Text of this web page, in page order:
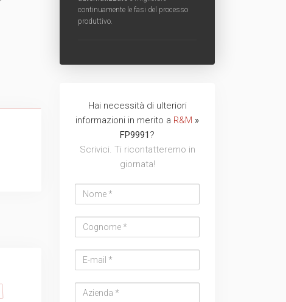
continuamente le fasi del processo
produttivo.
Hai necessità di ulteriori
informazioni in merito a R&M »
FP9991 ?
Scrivici. Ti ricontatteremo in
giornata!
Back